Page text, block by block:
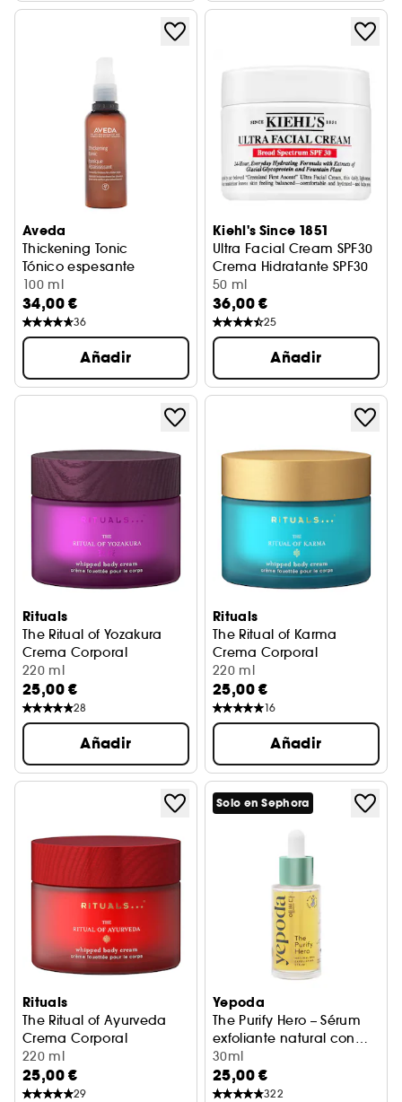
Aveda
Thickening Tonic
Tónico espesante
100 ml
34,00 €
36
Añadir
Kiehl's Since 1851
Ultra Facial Cream SPF30
Crema Hidratante SPF30
50 ml
36,00 €
25
Añadir
Rituals
The Ritual of Yozakura
Crema Corporal
220 ml
25,00 €
28
Añadir
Rituals
The Ritual of Karma
Crema Corporal
220 ml
25,00 €
16
Añadir
Rituals
The Ritual of Ayurveda
Crema Corporal
220 ml
25,00 €
29
Solo en Sephora
Yepoda
The Purify Hero – Sérum
exfoliante natural con
BHA
30ml
25,00 €
322